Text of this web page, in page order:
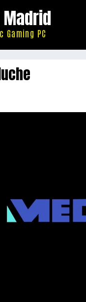
Gaming PC